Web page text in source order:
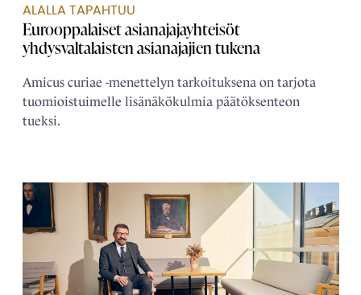
ALALLA TAPAHTUU
Eurooppalaiset asianajaja­yhteisöt
yhdysvaltalaisten asianajajien tukena
Amicus curiae -menettelyn tarkoituksena on tarjota
tuomioistuimelle lisänäkökulmia päätöksenteon
tueksi.